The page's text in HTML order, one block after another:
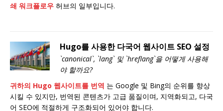
쇄 워크플로우 허브의 일부입니다.
Hugo를 사용한 다국어 웹사이트 SEO 설정
`canonical`, `lang` 및 `hreflang`을 어떻게 사용해
야 할까요?
귀하의 Hugo 웹사이트를 번역 는 Google 및 Bing의 순위를 향상
시킬 수 있지만, 번역된 콘텐츠가 고급 품질이며, 지역화되고, 다국
어 SEO에 적절하게 구조화되어 있어야 합니다.